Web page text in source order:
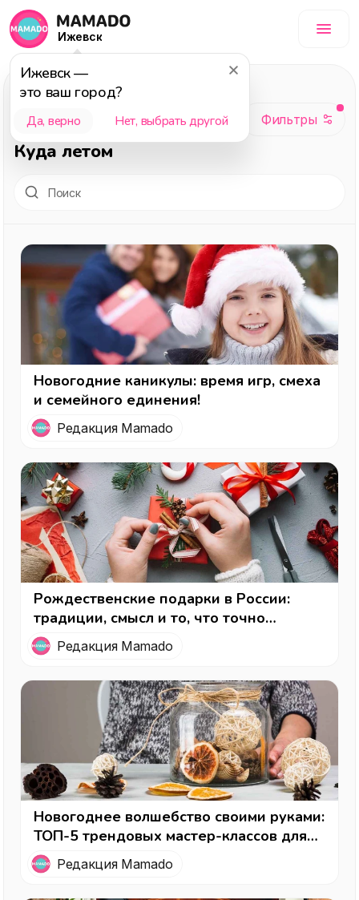
Ижевск
Ижевск—
это ваш город?
Да, верно Нет, выбрать другой
Досуг, темы:
Подборка, Гайд,
Новорожденные,
Куда летом
Новогодние каникулы: время игр, смеха
и семейного единения!
Редакция Mamado
Рождественские подарки в России:
традиции, смысл и то, что точно
порадует
Редакция Mamado
Новогоднее волшебство своими руками:
ТОП-5 трендовых мастер-классов для
женщин на Рождество
Редакция Mamado